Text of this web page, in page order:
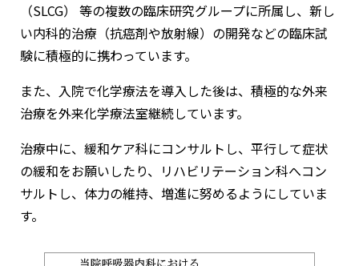
（SLCG） 等の複数の臨床研究グループに所属し、新し
い内科的治療（抗癌剤や放射線）の開発などの臨床試
験に積極的に携わっています。
また、入院で化学療法を導入した後は、積極的な外来
治療を外来化学療法室継続しています。
治療中に、緩和ケア科にコンサルトし、平行して症状
の緩和をお願いしたり、リハビリテーション科へコン
サルトし、体力の維持、増進に努めるようにしていま
す。